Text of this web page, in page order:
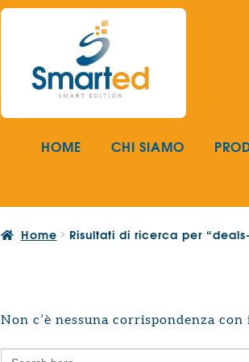
Vai
navigazione
Vai
HOME CHI SIAMO
Home Risultati di ricerca per
Non c’è nessuna corrispondenza
Search